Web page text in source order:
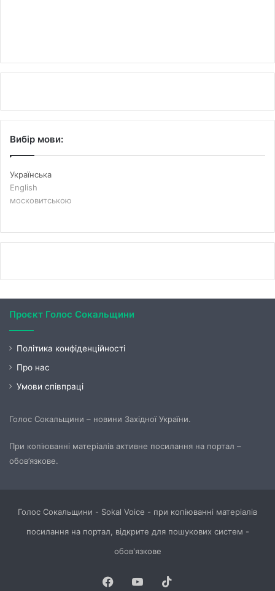
Вибір мови:
Українська
English
московитською
Проєкт Голос Сокальщини
Політика конфіденційності
Про нас
Умови співпраці
Голос Сокальщини – новини Західної України.
При копіюванні матеріалів активне посилання на портал –
обов’язкове.
Голос Сокальщини - Sokal Voice - при копіюванні матеріалів
посилання на портал, відкрите для пошукових систем -
обов'язкове
Facebook
YouTube